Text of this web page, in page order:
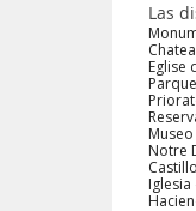
Las
Eglise
Notre
Iglesia